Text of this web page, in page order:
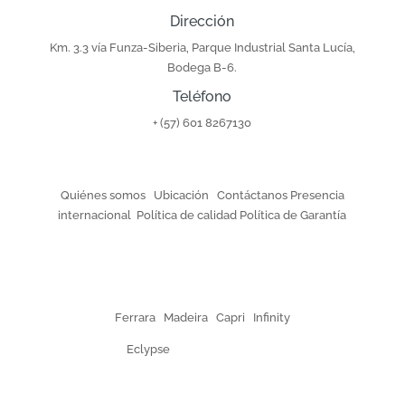
Dirección
Km. 3.3 vía Funza-Siberia, Parque Industrial Santa Lucía,
Bodega B-6.
Teléfono
+ (57) 601 8267130
Quiénes somos| Ubicación Contáctanos Presencia
internacional
Política de calidad Política de Garantía
Ferrara| Madeira| Capri Infinity
Eclypse